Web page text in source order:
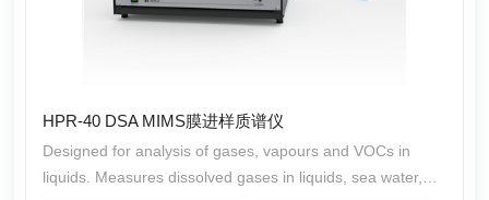
HPR-40 DSA MIMS膜进样质谱仪
Designed for analysis of gases, vapours and VOCs in
liquids. Measures dissolved gases in liquids, sea water,